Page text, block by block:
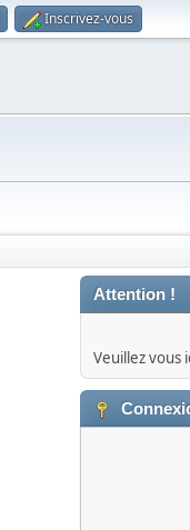
Inscrivez-vous
Attention !
Veuillez vous